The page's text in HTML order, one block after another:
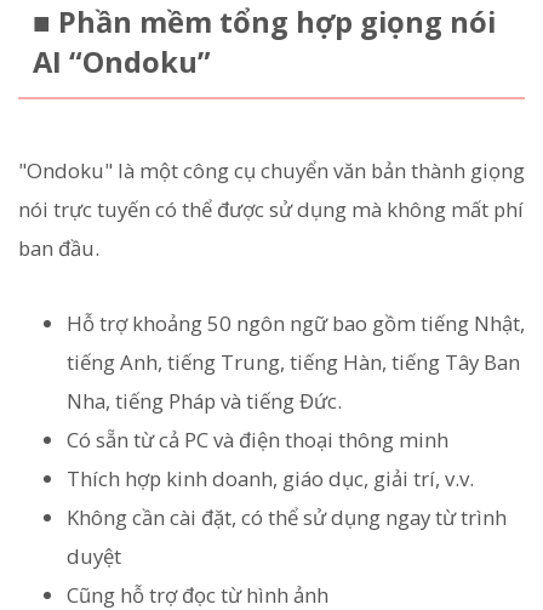
■ Phần mềm tổng hợp giọng nói
AI “Ondoku”
"Ondoku" là một công cụ chuyển văn bản thành giọng
nói trực tuyến có thể được sử dụng mà không mất phí
ban đầu.
Hỗ trợ khoảng 50 ngôn ngữ bao gồm tiếng Nhật,
tiếng Anh, tiếng Trung, tiếng Hàn, tiếng Tây Ban
Nha, tiếng Pháp và tiếng Đức.
Có sẵn từ cả PC và điện thoại thông minh
Thích hợp kinh doanh, giáo dục, giải trí, v.v.
Không cần cài đặt, có thể sử dụng ngay từ trình
duyệt
Cũng hỗ trợ đọc từ hình ảnh